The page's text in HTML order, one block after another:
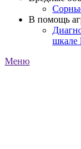
В помощь
Меню